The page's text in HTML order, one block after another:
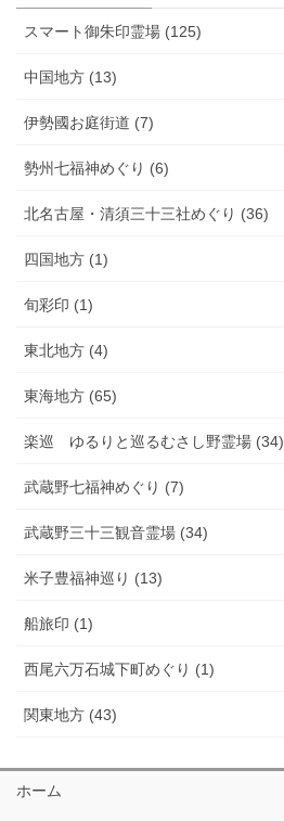
スマート御朱印霊場 (125)
中国地方 (13)
伊勢國お庭街道 (7)
勢州七福神めぐり (6)
北名古屋・清須三十三社めぐり (36)
四国地方 (1)
旬彩印 (1)
東北地方 (4)
東海地方 (65)
楽巡 ゆるりと巡るむさし野霊場 (34)
武蔵野七福神めぐり (7)
武蔵野三十三観音霊場 (34)
米子豊福神巡り (13)
船旅印 (1)
西尾六万石城下町めぐり (1)
関東地方 (43)
ホーム